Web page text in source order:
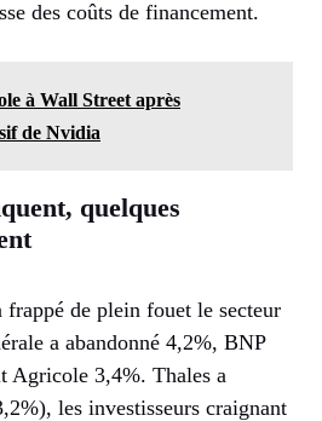
des coûts de financement.
à Wall Street après
de Nvidia
quelques
frappé de plein fouet le secteur
a abandonné 4,2%, BNP
Agricole 3,4%. Thales a
les investisseurs craignant